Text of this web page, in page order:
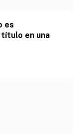
es
en una